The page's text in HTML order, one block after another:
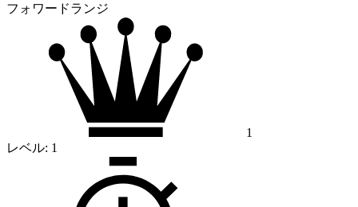
フォワードランジ
1
レベル: 1